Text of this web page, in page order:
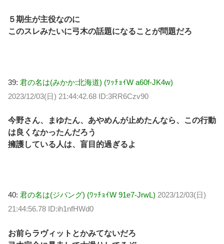
５期生が主役なのに
このスレみたいに弓木の話題になることが問題だろ
39: 君の名は(みかか:北海道) (ﾜｯﾁｮｲW a60f-JK4w)
2023/12/03(日) 21:44:42.68 ID:3RR6Czv90
今野さん、まゆたん、あやめんが止めたんなら、この行動
は良くなかったんだろう
擁護している人は、盲目的過ぎるよ
40: 君の名は(ジパング) (ﾜｯﾁｮｲW 91e7-JrwL) 2023/12/03(日)
21:44:56.78 ID:ih1nfHWd0
お前らラヴィットとかみてないだろ